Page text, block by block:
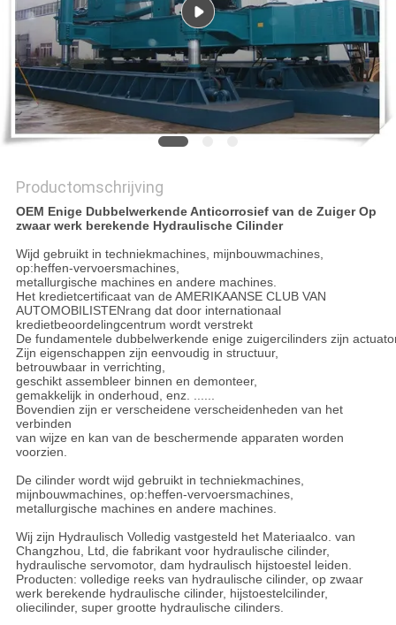
Productomschrijving
OEM Enige Dubbelwerkende Anticorrosief van de Zuiger Op
zwaar werk berekende Hydraulische Cilinder
Wijd gebruikt in techniekmachines, mijnbouwmachines,
op:heffen-vervoersmachines,
metallurgische machines en andere machines.
Het kredietcertificaat van de AMERIKAANSE CLUB VAN
AUTOMOBILISTENrang dat door internationaal
kredietbeoordelingcentrum wordt verstrekt
De fundamentele dubbelwerkende enige zuigercilinders zijn
Zijn eigenschappen zijn eenvoudig in structuur,
betrouwbaar in verrichting,
geschikt assembleer binnen en demonteer,
gemakkelijk in onderhoud, enz. ......
Bovendien zijn er verscheidene verscheidenheden van het
verbinden
van wijze en kan van de beschermende apparaten worden
voorzien.
De cilinder wordt wijd gebruikt in techniekmachines,
mijnbouwmachines, op:heffen-vervoersmachines,
metallurgische machines en andere machines.
Wij zijn Hydraulisch Volledig vastgesteld het Materiaalco. van
Changzhou, Ltd, die fabrikant voor hydraulische cilinder,
hydraulische servomotor, dam hydraulisch hijstoestel leiden.
Producten: volledige reeks van hydraulische cilinder, op zwaar
werk berekende hydraulische cilinder, hijstoestelcilinder,
oliecilinder, super grootte hydraulische cilinders.